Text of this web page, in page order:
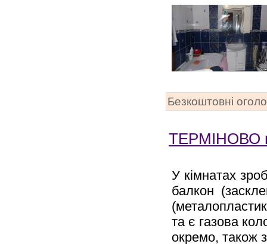
Безкоштовні
ТЕРМІНОВО
У кімнатах
балкон
та є газова
окремо, також